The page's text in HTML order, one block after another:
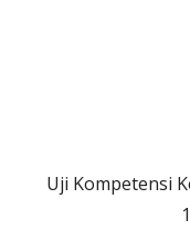
Uji Kompetensi